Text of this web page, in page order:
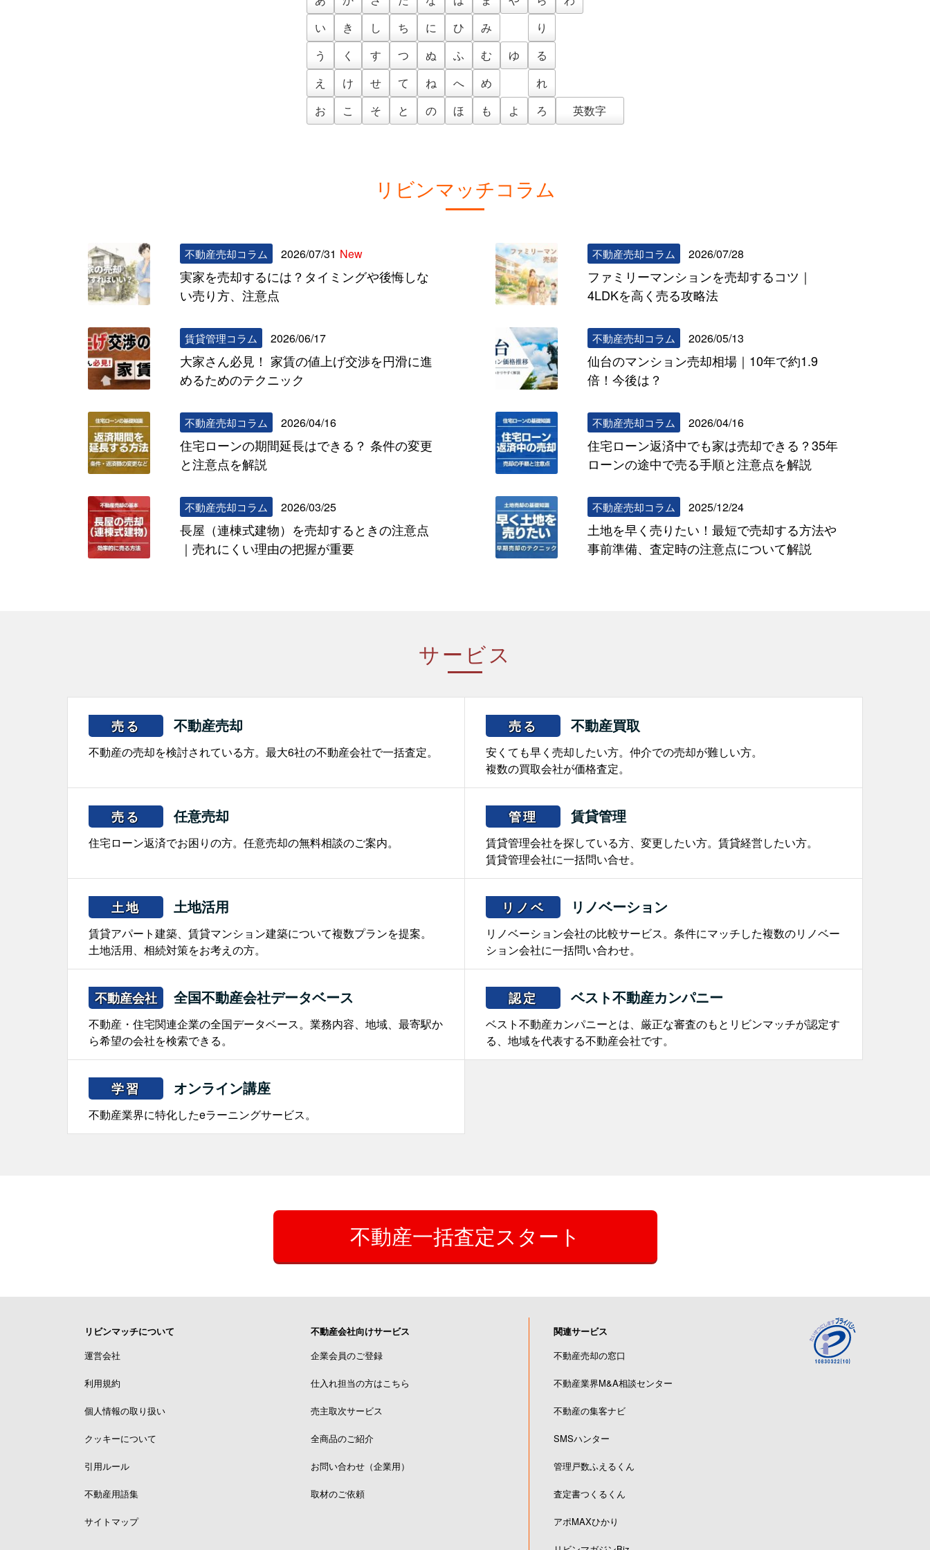
い
う
え
お
き
く
け
こ
し
す
せ
そ
ち
つ
て
と
に
ぬ
ね
の
ひ
ふ
へ
ほ
み
む
め
も
ゆ
よ
り
る
れ
ろ
英数字
リビンマッチコラム
不動産売却コラム 2026/07/31 New
実家を売却するには？タイミングや後悔しな
い売り方、注意点
不動産売却コラム 2026/07/28
ファミリーマンションを売却するコツ｜
4LDKを高く売る攻略法
賃貸管理コラム 2026/06/17
大家さん必見！ 家賃の値上げ交渉を円滑に進
めるためのテクニック
不動産売却コラム 2026/05/13
仙台のマンション売却相場｜10年で約1.9
倍！今後は？
不動産売却コラム 2026/04/16
住宅ローンの期間延長はできる？ 条件の変更
と注意点を解説
不動産売却コラム 2026/04/16
住宅ローン返済中でも家は売却できる？35年
ローンの途中で売る手順と注意点を解説
不動産売却コラム 2026/03/25
長屋（連棟式建物）を売却するときの注意点
｜売れにくい理由の把握が重要
不動産売却コラム 2025/12/24
土地を早く売りたい！最短で売却する方法や
事前準備、査定時の注意点について解説
サービス
売る 不動産売却
不動産の売却を検討されている方。最大6社の不動産会社で一括査定。
売る 不動産買取
安くても早く売却したい方。仲介での売却が難しい方。
複数の買取会社が価格査定。
売る 任意売却
住宅ローン返済でお困りの方。任意売却の無料相談のご案内。
管理 賃貸管理
賃貸管理会社を探している方、変更したい方。賃貸経営したい方。
賃貸管理会社に一括問い合せ。
土地 土地活用
賃貸アパート建築、賃貸マンション建築について複数プランを提案。
土地活用、相続対策をお考えの方。
リノベ リノベーション
リノベーション会社の比較サービス。条件にマッチした複数のリノベー
ション会社に一括問い合わせ。
不動産会社 全国不動産会社データベース
不動産・住宅関連企業の全国データベース。業務内容、地域、最寄駅か
ら希望の会社を検索できる。
認定 ベスト不動産カンパニー
ベスト不動産カンパニーとは、厳正な審査のもとリビンマッチが認定す
る、地域を代表する不動産会社です。
学習 オンライン講座
不動産業界に特化したeラーニングサービス。
不動産一括査定スタート
リビンマッチについて
運営会社
利用規約
個人情報の取り扱い
クッキーについて
引用ルール
不動産用語集
サイトマップ
不動産会社向けサービス
企業会員のご登録
仕入れ担当の方はこちら
売主取次サービス
全商品のご紹介
お問い合わせ（企業用）
取材のご依頼
関連サービス
不動産売却の窓口
不動産業界M&A相談センター
不動産の集客ナビ
SMSハンター
管理戸数ふえるくん
査定書つくるくん
アポMAXひかり